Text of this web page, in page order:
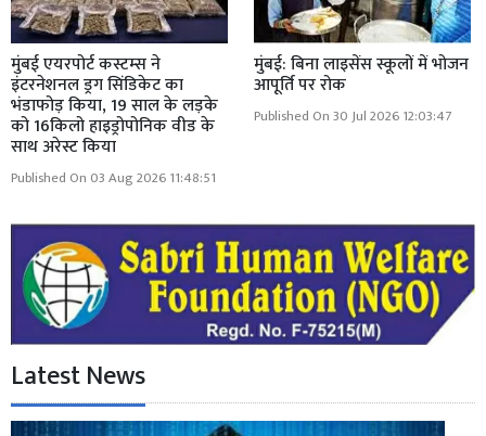
मुंबई एयरपोर्ट कस्टम्स ने
इंटरनेशनल ड्रग सिंडिकेट का
भंडाफोड़ किया, 19 साल के लड़के
को 16किलो हाइड्रोपोनिक वीड के
साथ अरेस्ट किया
Published On 03 Aug 2026 11:48:51
मुंबई: बिना लाइसेंस स्कूलों में भोजन
आपूर्ति पर रोक
Published On 30 Jul 2026 12:03:47
Latest News